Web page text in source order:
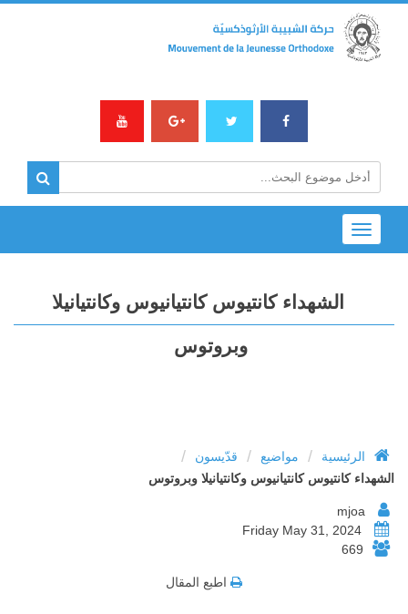
Toggle
navigation
الشهداء كانتيوس كانتيانيوس وكانتيانيلا
وبروتوس
الرئيسية / مواضيع / قدّيسون /
الشهداء كانتيوس كانتيانيوس وكانتيانيلا وبروتوس
669
اطبع المقال